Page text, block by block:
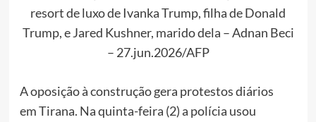
resort de luxo de Ivanka Trump, filha de Donald
Trump, e Jared Kushner, marido dela – Adnan Beci
– 27.jun.2026/AFP
A oposição à construção gera protestos diários
em Tirana. Na quinta-feira (2) a polícia usou